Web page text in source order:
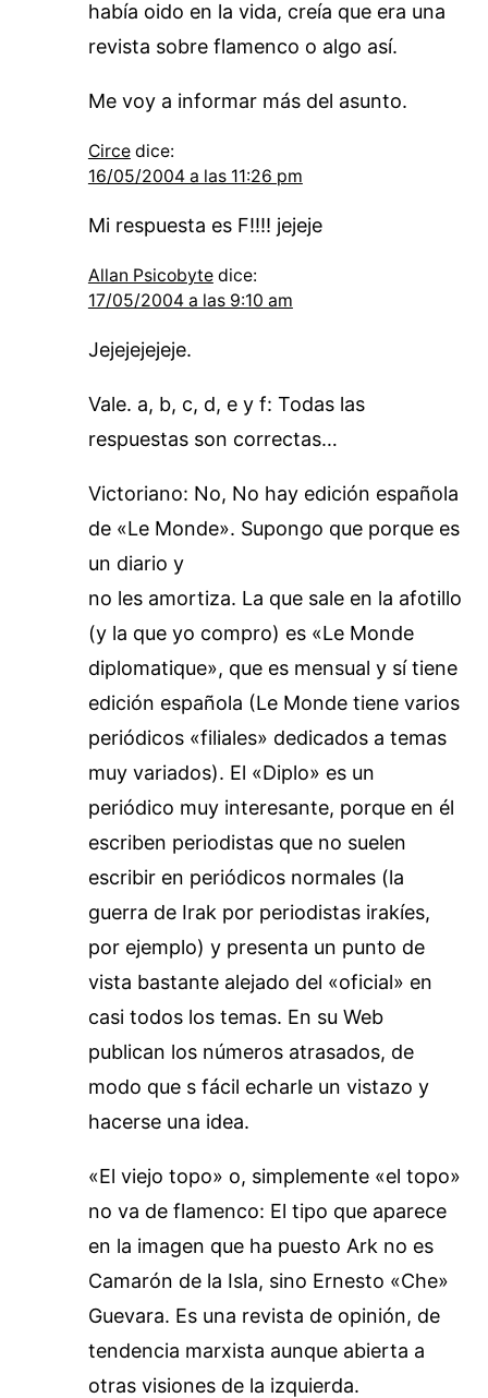
había oido en la vida, creía que era una
revista sobre flamenco o algo así.
Me voy a informar más del asunto.
Circe dice:
16/05/2004 a las 11:26 pm
Mi respuesta es F!!!! jejeje
Allan Psicobyte dice:
17/05/2004 a las 9:10 am
Jejejejejeje.
Vale. a, b, c, d, e y f: Todas las
respuestas son correctas…
Victoriano: No, No hay edición española
de «Le Monde». Supongo que porque es
un diario y
no les amortiza. La que sale en la afotillo
(y la que yo compro) es «Le Monde
diplomatique», que es mensual y sí tiene
edición española (Le Monde tiene varios
periódicos «filiales» dedicados a temas
muy variados). El «Diplo» es un
periódico muy interesante, porque en él
escriben periodistas que no suelen
escribir en periódicos normales (la
guerra de Irak por periodistas irakíes,
por ejemplo) y presenta un punto de
vista bastante alejado del «oficial» en
casi todos los temas. En su Web
publican los números atrasados, de
modo que s fácil echarle un vistazo y
hacerse una idea.
«El viejo topo» o, simplemente «el topo»
no va de flamenco: El tipo que aparece
en la imagen que ha puesto Ark no es
Camarón de la Isla, sino Ernesto «Che»
Guevara. Es una revista de opinión, de
tendencia marxista aunque abierta a
otras visiones de la izquierda.